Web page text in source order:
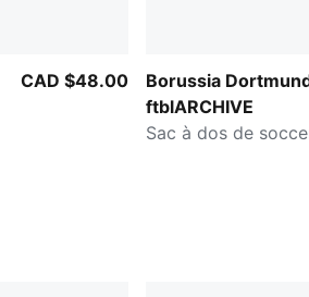
CAD $48.00
Borussia
ftblARCHIVE
Sac à dos de